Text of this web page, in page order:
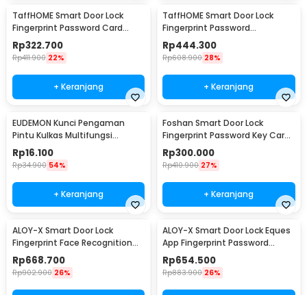
TaffHOME Smart Door Lock
Fingerprint Password Card
Alarm - XR25
Rp322.700
Rp411.900 22%
+ Keranjang
TaffHOME Smart Door Lock
Fingerprint Password
Bluetooth Card TTLock - A3F
Rp444.300
Rp608.900 28%
+ Keranjang
EUDEMON Kunci Pengaman
Pintu Kulkas Multifungsi
Adhesive Safety Lock - F3Q
Rp16.100
Rp34.900 54%
+ Keranjang
Foshan Smart Door Lock
Fingerprint Password Key Card
- M20
Rp300.000
Rp410.900 27%
+ Keranjang
ALOY-X Smart Door Lock
Fingerprint Face Recognition
Password Card - A2
Rp668.700
Rp902.900 26%
ALOY-X Smart Door Lock Eques
App Fingerprint Password
Digital Display - A4
Rp654.500
Rp883.900 26%